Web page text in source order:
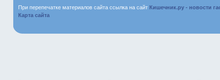
При перепечатке материалов сайта ссылка на сайт Кишечник.ру - новости
Карта сайта